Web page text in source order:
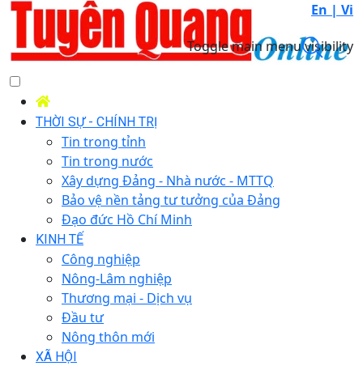
En | Vi
Toggle main menu visibility
THỜI SỰ - CHÍNH TRỊ
Tin trong tỉnh
Tin trong nước
Xây dựng Đảng - Nhà nước - MTTQ
Bảo vệ nền tảng tư tưởng của Đảng
Đạo đức Hồ Chí Minh
KINH TẾ
Công nghiệp
Nông-Lâm nghiệp
Thương mại - Dịch vụ
Đầu tư
Nông thôn mới
XÃ HỘI